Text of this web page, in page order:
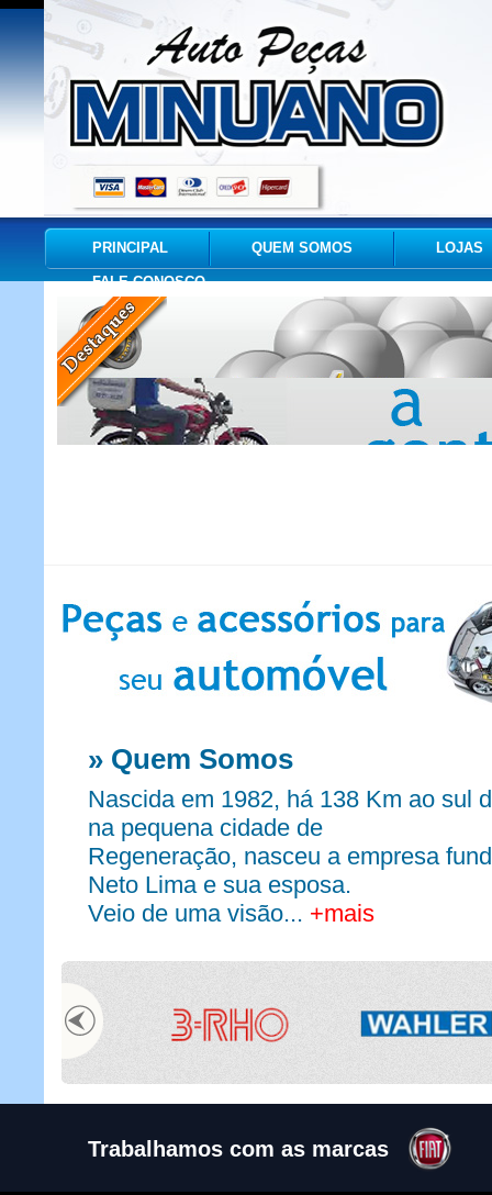
PRINCIPAL QUEM SOMOS LOJAS
FALE CONOSCO
» Quem Somos
Nascida em 1982, há 138 Km ao sul
na pequena cidade de
Regeneração, nasceu a empresa
Neto Lima e sua esposa.
Veio de uma visão... +mais
Trabalhamos com as marcas